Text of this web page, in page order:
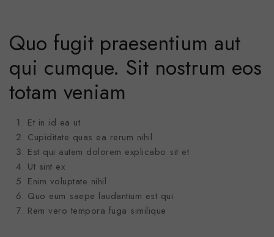
Quo fugit praesentium aut
qui cumque. Sit nostrum eos
totam veniam
Et in id ea ut
Cupiditate quas ea rerum nihil
Est qui autem dolorem explicabo sit et
Ut sint ex
Enim voluptate nihil
Quo eum saepe laudantium est qui
Rem vero tempora fuga similique